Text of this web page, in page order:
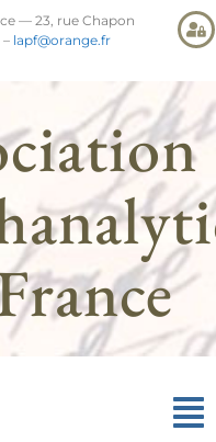
— 23, rue Chapon
– lapf@orange.fr